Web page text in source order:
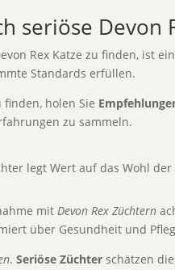
seriöse Devon
Rex Katze zu finden, ist ein
Standards erfüllen.
holen Sie
zu sammeln.
legt Wert auf das Wohl
mit Devon Rex Züchtern
über Gesundheit und
. Seriöse Züchter schätzen